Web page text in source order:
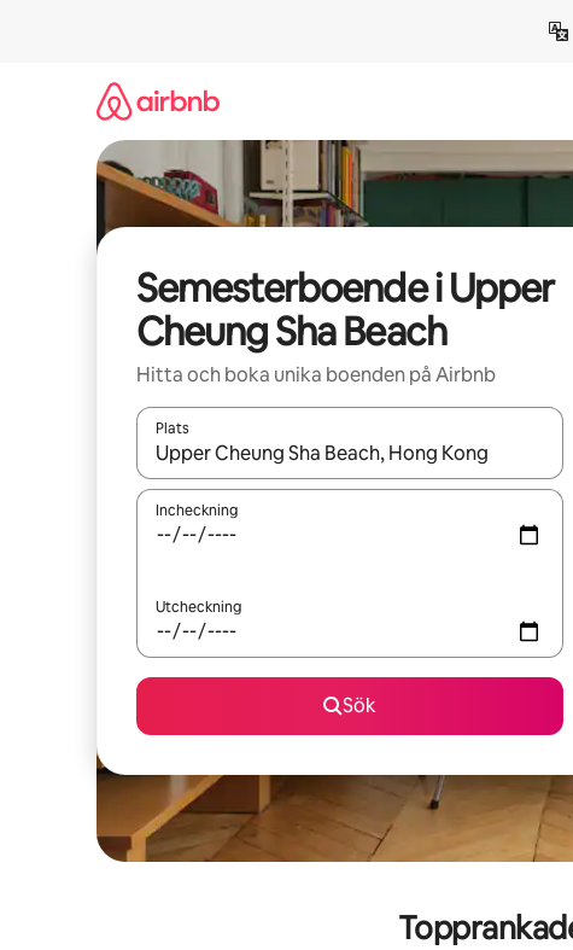
Semesterboende i Upper
Cheung Sha Beach
Hitta och boka unika boenden på Airbnb
Plats
När resultaten är tillgängliga kan du navigera med
Incheckning
Utcheckning
Sök